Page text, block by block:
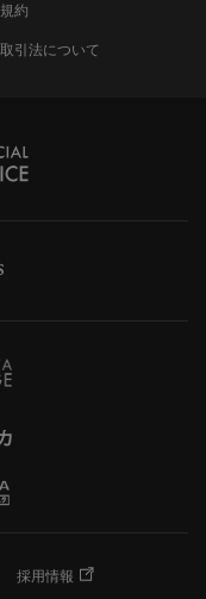
約
引法について
採用情報